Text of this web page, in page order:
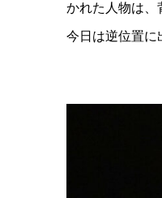
かれた人物は、
今日は逆位置に